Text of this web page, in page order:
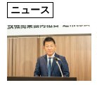
ニュース